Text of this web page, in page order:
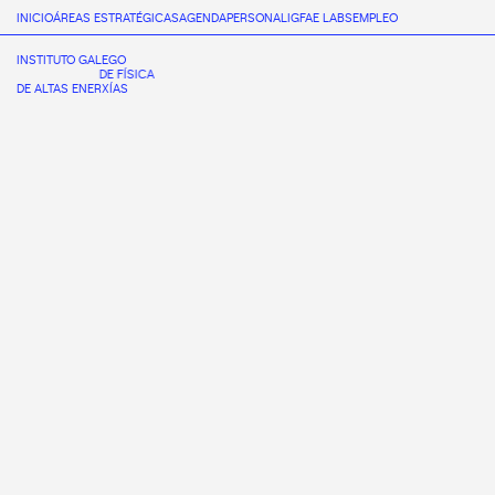
INICIOÁREAS ESTRATÉGICASAGENDAPERSONALIGFAE LABSEMPLEO
INSTITUTO GALEGO
DE ALTAS ENERXÍAS